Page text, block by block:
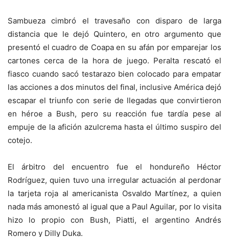
Sambueza cimbró el travesaño con disparo de larga
distancia que le dejó Quintero, en otro argumento que
presentó el cuadro de Coapa en su afán por emparejar los
cartones cerca de la hora de juego. Peralta rescató el
fiasco cuando sacó testarazo bien colocado para empatar
las acciones a dos minutos del final, inclusive América dejó
escapar el triunfo con serie de llegadas que convirtieron
en héroe a Bush, pero su reacción fue tardía pese al
empuje de la afición azulcrema hasta el último suspiro del
cotejo.
El árbitro del encuentro fue el hondureño Héctor
Rodríguez, quien tuvo una irregular actuación al perdonar
la tarjeta roja al americanista Osvaldo Martínez, a quien
nada más amonestó al igual que a Paul Aguilar, por lo visita
hizo lo propio con Bush, Piatti, el argentino Andrés
Romero y Dilly Duka.